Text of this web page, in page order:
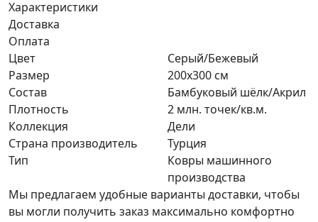
Характеристики
Доставка
Оплата
Цвет
Серый/Бежевый
Размер
200x300 см
Состав
Бамбуковый шёлк/Акрил
Плотность
2 млн. точек/кв.м.
Коллекция
Дели
Страна производитель
Турция
Тип
Ковры машинного
производства
Мы предлагаем удобные варианты доставки, чтобы
вы могли получить заказ максимально комфортно